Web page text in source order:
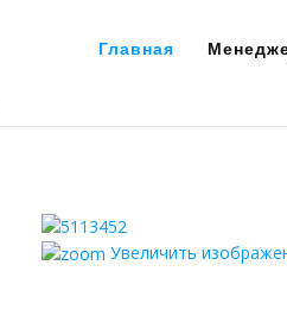
Главная
Увеличить